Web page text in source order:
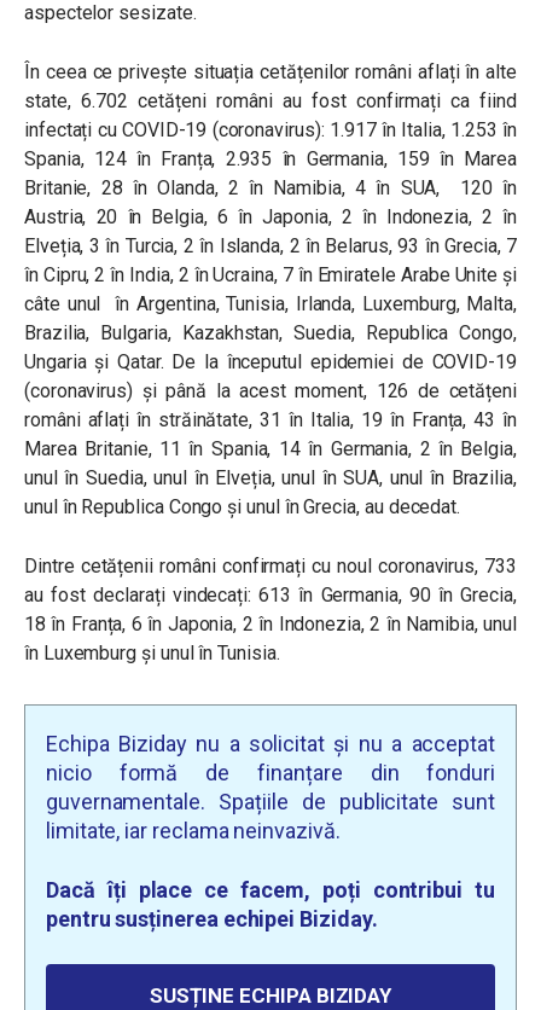
aspectelor sesizate.
În ceea ce privește situația cetățenilor români aflați în alte
state, 6.702 cetățeni români au fost confirmați ca fiind
infectați cu COVID-19 (coronavirus): 1.917 în Italia, 1.253 în
Spania, 124 în Franța, 2.935 în Germania, 159 în Marea
Britanie, 28 în Olanda, 2 în Namibia, 4 în SUA, 120 în
Austria, 20 în Belgia, 6 în Japonia, 2 în Indonezia, 2 în
Elveția, 3 în Turcia, 2 în Islanda, 2 în Belarus, 93 în Grecia, 7
în Cipru, 2 în India, 2 în Ucraina, 7 în Emiratele Arabe Unite și
câte unul în Argentina, Tunisia, Irlanda, Luxemburg, Malta,
Brazilia, Bulgaria, Kazakhstan, Suedia, Republica Congo,
Ungaria și Qatar. De la începutul epidemiei de COVID-19
(coronavirus) și până la acest moment, 126 de cetățeni
români aflați în străinătate, 31 în Italia, 19 în Franța, 43 în
Marea Britanie, 11 în Spania, 14 în Germania, 2 în Belgia,
unul în Suedia, unul în Elveția, unul în SUA, unul în Brazilia,
unul în Republica Congo și unul în Grecia, au decedat.
Dintre cetățenii români confirmați cu noul coronavirus, 733
au fost declarați vindecați: 613 în Germania, 90 în Grecia,
18 în Franța, 6 în Japonia, 2 în Indonezia, 2 în Namibia, unul
în Luxemburg și unul în Tunisia.
Echipa Biziday nu a solicitat și nu a acceptat
nicio formă de finanțare din fonduri
guvernamentale. Spațiile de publicitate sunt
limitate, iar reclama neinvazivă.
Dacă îți place ce facem, poți contribui tu
pentru susținerea echipei Biziday.
SUSȚINE ECHIPA BIZIDAY